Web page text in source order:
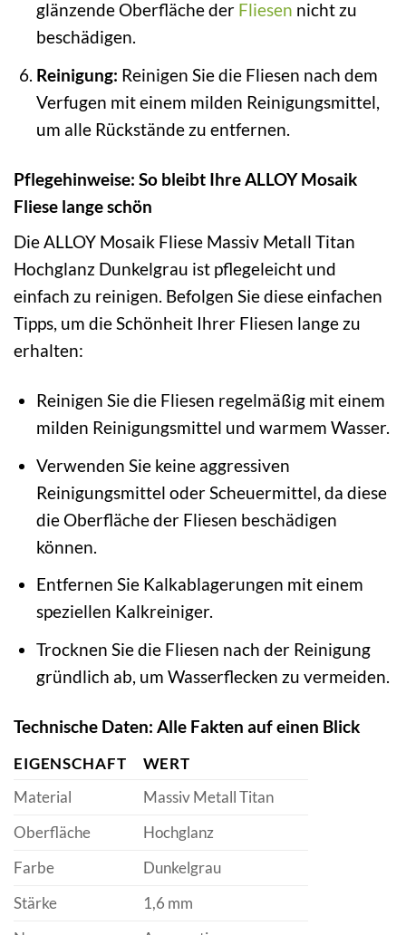
glänzende Oberfläche der Fliesen nicht zu
beschädigen.
Reinigung: Reinigen Sie die Fliesen nach dem
Verfugen mit einem milden Reinigungsmittel,
um alle Rückstände zu entfernen.
Pflegehinweise: So bleibt Ihre ALLOY Mosaik
Fliese lange schön
Die ALLOY Mosaik Fliese Massiv Metall Titan
Hochglanz Dunkelgrau ist pflegeleicht und
einfach zu reinigen. Befolgen Sie diese einfachen
Tipps, um die Schönheit Ihrer Fliesen lange zu
erhalten:
Reinigen Sie die Fliesen regelmäßig mit einem
milden Reinigungsmittel und warmem Wasser.
Verwenden Sie keine aggressiven
Reinigungsmittel oder Scheuermittel, da diese
die Oberfläche der Fliesen beschädigen
können.
Entfernen Sie Kalkablagerungen mit einem
speziellen Kalkreiniger.
Trocknen Sie die Fliesen nach der Reinigung
gründlich ab, um Wasserflecken zu vermeiden.
Technische Daten: Alle Fakten auf einen Blick
EIGENSCHAFT
WERT
Material
Massiv Metall Titan
Oberfläche
Hochglanz
Farbe
Dunkelgrau
Stärke
1,6 mm